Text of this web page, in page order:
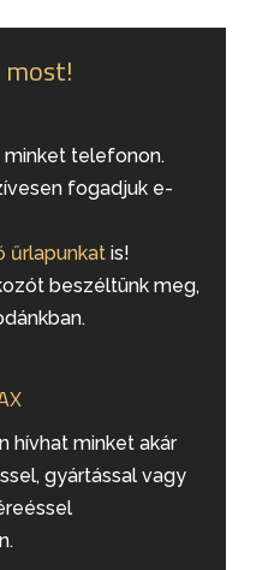
minket telefonon.
fogadjuk e-
űrlapunkatis!
beszéltünk meg,
hívhat minket akár
gyártással vagy